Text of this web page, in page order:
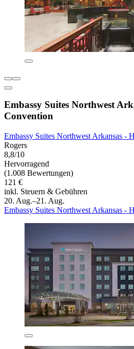
Embassy Suites Northwest
Convention
Embassy Suites Northwest Arkansas -
Rogers
8,8/10
Hervorragend
(1.008 Bewertungen)
121 €
inkl. Steuern & Gebühren
20. Aug.–21. Aug.
Embassy Suites Northwest Arkansas -